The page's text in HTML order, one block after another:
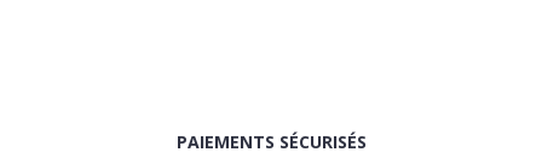
PAIEMENTS SÉCURISÉS